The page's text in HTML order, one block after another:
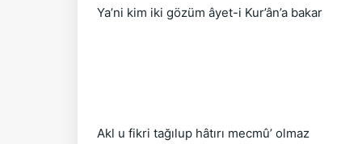
Ya’ni kim iki gözüm âyet-i Kur’ân’a bakar
Akl u fikri tağılup hâtırı mecmû’ olmaz